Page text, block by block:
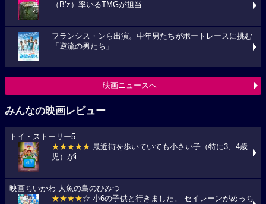
（B’z）率いるTMGが担当
フランシス・ンら出演。中年男たちがボートレースに挑む
「逆流の男たち」
映画ニュースへ
みんなの映画レビュー
トイ・ストーリー5
★★★★★ 最近街を歩いていても小さい子（特に3、4歳
児）がi...
映画ちいかわ 人魚の島のひみつ
★★★★☆ 小6の子供と行きました。 セイレーンがめっち